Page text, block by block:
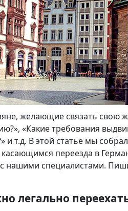
желающие связать свою
«Какие требования
и т.д. В этой статье мы
переезда в
нашими специалистами.
легально